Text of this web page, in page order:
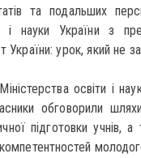
та подальших
і науки України з
урок, який не
освіти і
обговорили
підготовки учнів,